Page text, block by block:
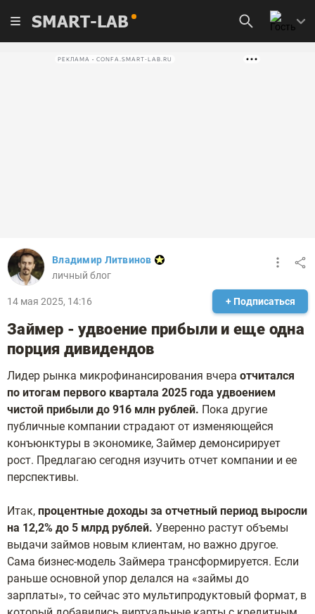
SMART-LAB
РЕКЛАМА • CONFA.SMART-LAB.RU
Владимир Литвинов
личный блог
14 мая 2025, 14:16 + Подписаться
Займер - удвоение прибыли и еще одна
порция дивидендов
Лидер рынка микрофинансирования вчера отчитался
по итогам первого квартала 2025 года удвоением
чистой прибыли до 916 млн рублей. Пока другие
публичные компании страдают от изменяющейся
конъюнктуры в экономике, Займер демонсирирует
рост. Предлагаю сегодня изучить отчет компании и ее
перспективы.
Итак, процентные доходы за отчетный период выросли
на 12,2% до 5 млрд рублей. Уверенно растут объемы
выдачи займов новым клиентам, но важно другое.
Сама бизнес-модель Займера трансформируется. Если
раньше основной упор делался на «займы до
зарплаты», то сейчас это мультипродуктовый формат, в